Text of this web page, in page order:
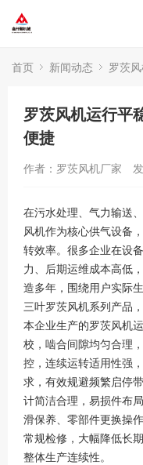
首页 新闻动态 罗茨
罗茨风机运行平
便捷
作者：罗茨风机厂家
在污水处理、气力输送
风机作为核心供气设备
转效率。很多企业在设
力、后期运维成本高低
造多年，围绕用户实际
三叶罗茨风机系列产品
本企业生产的罗茨风机
校，啮合间隙均匀合理
控，连续运转适用性强
求，有效规避频繁启停
计简洁合理，易损件布
滑保养、零部件更换操
常规检修，大幅降低长
整体生产连续性。